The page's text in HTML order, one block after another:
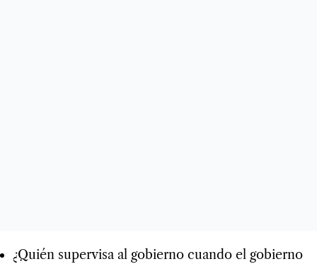
¿Quién supervisa al gobierno cuando el gobierno